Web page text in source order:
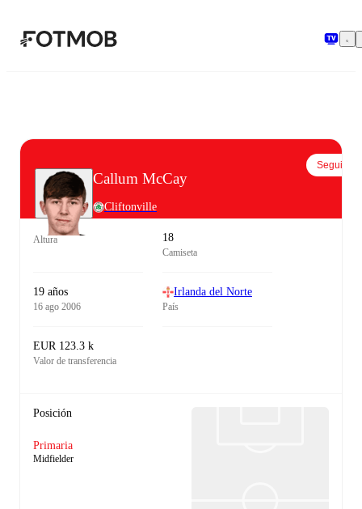
Callum McCay
Cliftonville
Seguir
Altura 18
Camiseta
19 años
16 ago 2006
Irlanda del Norte
País
EUR 123.3 k
Valor de transferencia
Posición
Primaria
Midfielder